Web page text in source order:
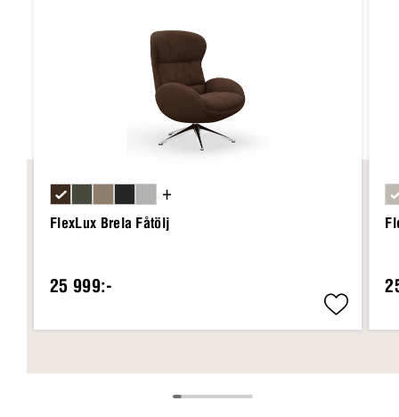
FlexLux Brela Fåtölj
25 999:-
+